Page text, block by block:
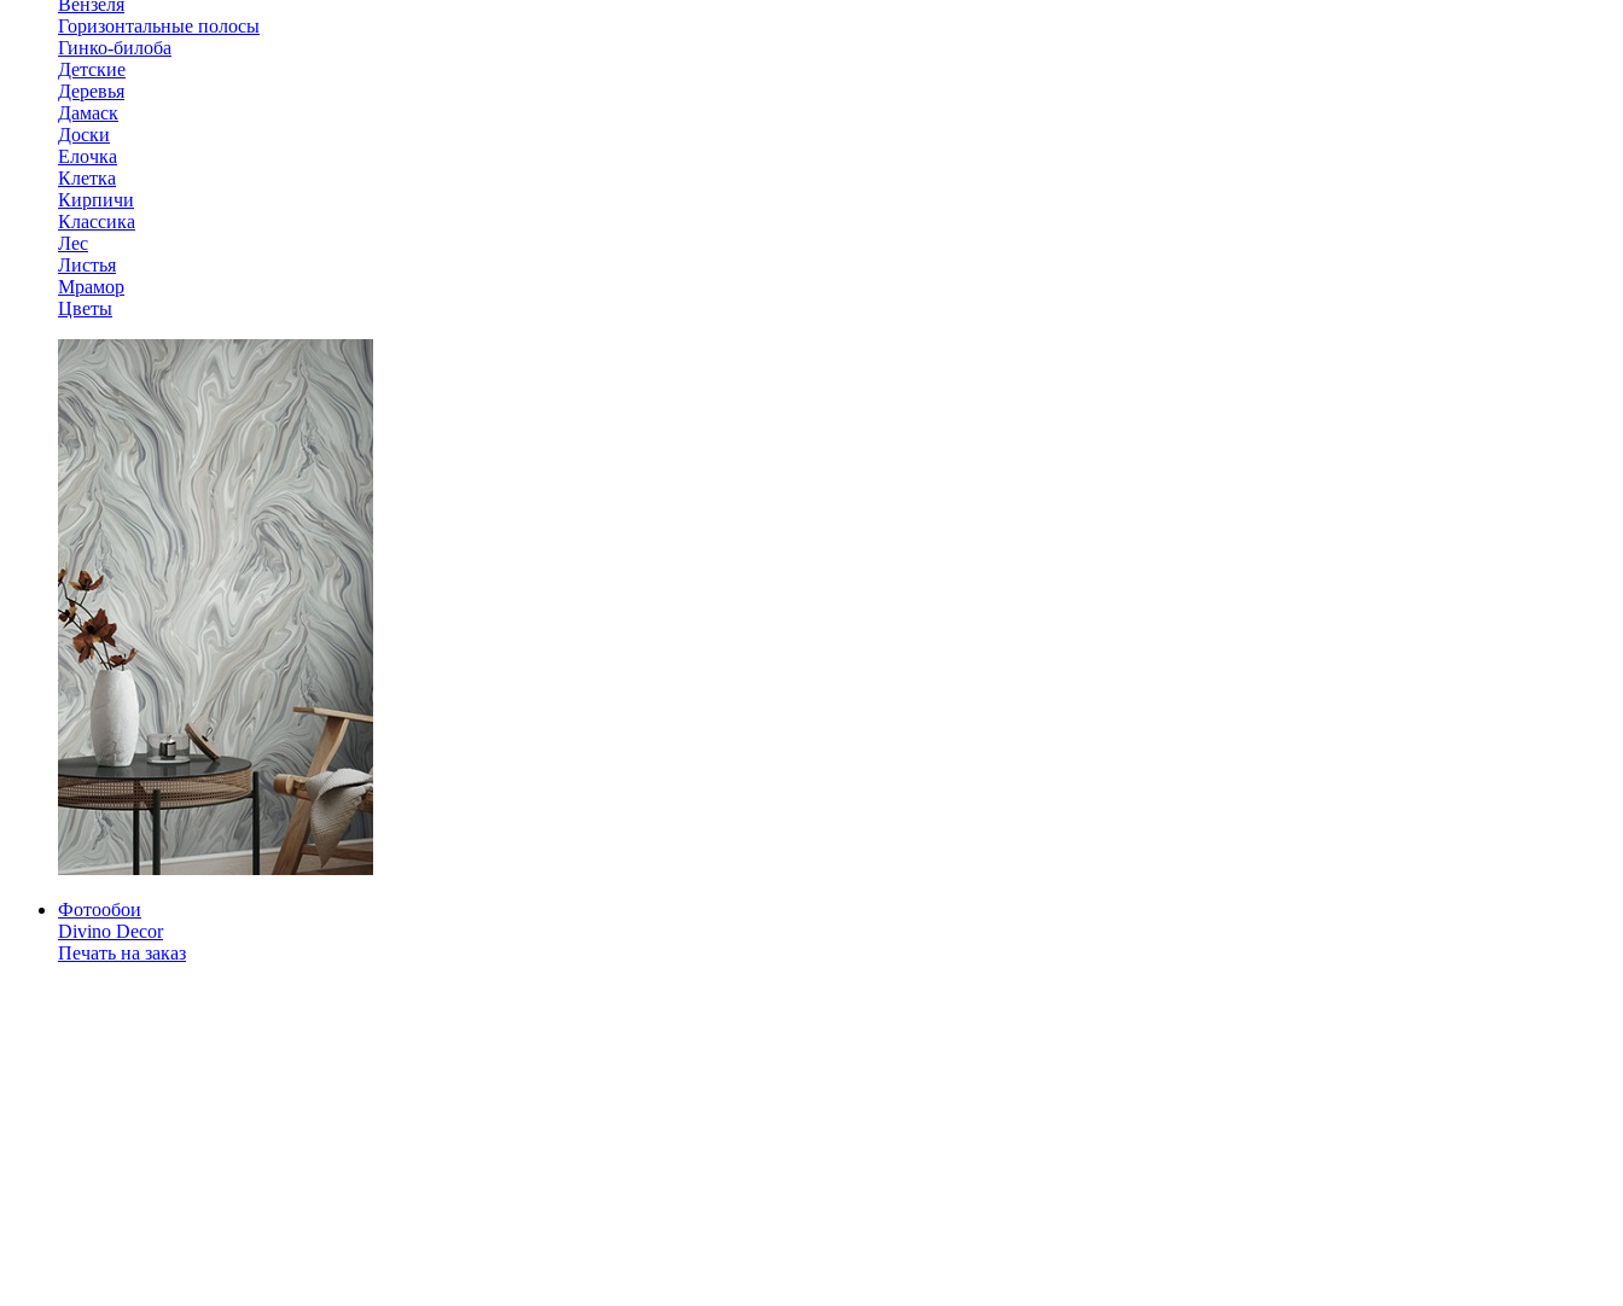
Вензеля
Горизонтальные полосы
Гинко-билоба
Детские
Деревья
Дамаск
Доски
Елочка
Клетка
Кирпичи
Классика
Лес
Листья
Мрамор
Цветы
Фотообои
Divino Decor
Печать на заказ